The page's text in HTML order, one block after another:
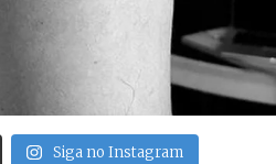
Siga no Instagram